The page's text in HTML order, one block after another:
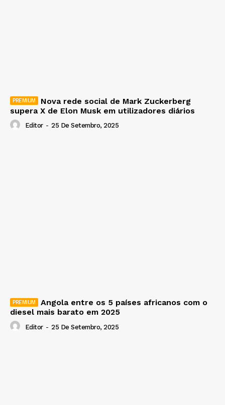
Nova rede social de Mark Zuckerberg
supera X de Elon Musk em utilizadores diários
Editor - 25 De Setembro, 2025
Angola entre os 5 países africanos com o
diesel mais barato em 2025
Editor - 25 De Setembro, 2025